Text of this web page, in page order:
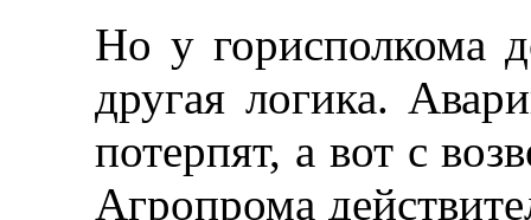
Но у горисполкома
другая логика.
потерпят, а вот с
Агропрома